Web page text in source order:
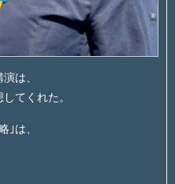
は、
てくれた。
｣は、